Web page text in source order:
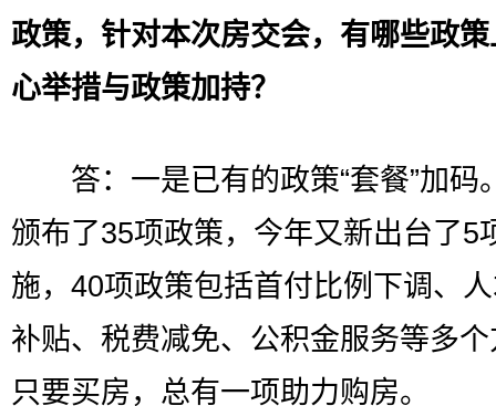
政策，针对本次房交会，有哪些政
心举措与政策加持？
答：一是已有的政策“套餐”加码
颁布了35项政策，今年又新出台了5
施，40项政策包括首付比例下调、
补贴、税费减免、公积金服务等多
只要买房，总有一项助力购房。